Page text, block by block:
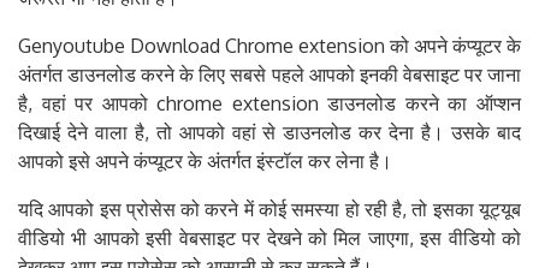
Genyoutube Download Chrome extension को अपने कंप्यूटर के
अंतर्गत डाउनलोड करने के लिए सबसे पहले आपको इनकी वेबसाइट पर जाना
है, वहां पर आपको chrome extension डाउनलोड करने का ऑप्शन
दिखाई देने वाला है, तो आपको वहां से डाउनलोड कर देना है। उसके बाद
आपको इसे अपने कंप्यूटर के अंतर्गत इंस्टॉल कर लेना है।
यदि आपको इस प्रोसेस को करने में कोई समस्या हो रही है, तो इसका यूट्यूब
वीडियो भी आपको इसी वेबसाइट पर देखने को मिल जाएगा, इस वीडियो को
देखकर आप इस प्रोसेस को आसानी से कर सकते हैं।